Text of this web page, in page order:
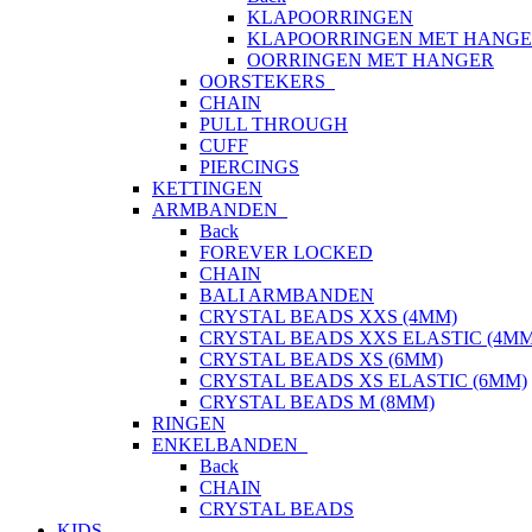
KLAPOORRINGEN
KLAPOORRINGEN MET
OORRINGEN MET HANGER
OORSTEKERS
CHAIN
PULL THROUGH
CUFF
PIERCINGS
KETTINGEN
ARMBANDEN
Back
FOREVER LOCKED
CHAIN
BALI ARMBANDEN
CRYSTAL BEADS XXS (4MM)
CRYSTAL BEADS XXS ELASTIC
CRYSTAL BEADS XS (6MM)
CRYSTAL BEADS XS ELASTIC (6MM)
CRYSTAL BEADS M (8MM)
RINGEN
ENKELBANDEN
Back
CHAIN
CRYSTAL BEADS